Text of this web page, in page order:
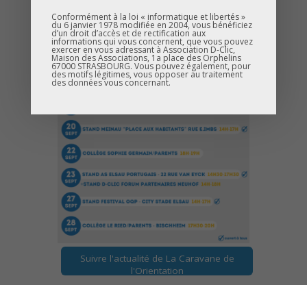
Suivre l'actualité de La Caravane de
l'Orientation
Conformément à la loi « informatique et libertés »
du 6 janvier 1978 modifiée en 2004, vous bénéficiez
d’un droit d’accès et de rectification aux
informations qui vous concernent, que vous pouvez
exercer en vous adressant à Association D-Clic,
Maison des Associations, 1a place des Orphelins
67000 STRASBOURG. Vous pouvez également, pour
des motifs légitimes, vous opposer au traitement
des données vous concernant.